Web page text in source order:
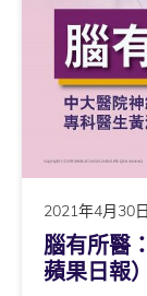
2021年4月30日
腦有所醫
蘋果日報）